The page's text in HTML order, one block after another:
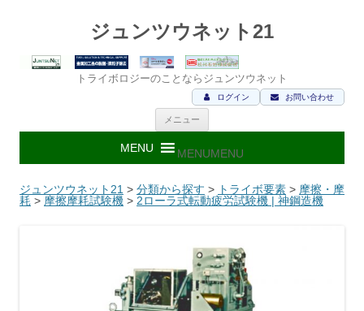
ジュンツウネット21
トライボロジーのことならジュンツウネット
お問い合わせ
ログイン
メニュー
ン
ツ
キ
ッ
MENUMENU
ジュンツウネット21 > 分類から探す > トライボ要素 > 摩擦・摩
耗 > 摩擦摩耗試験機 > 2ローラ式転動疲労試験機 | 神鋼造機